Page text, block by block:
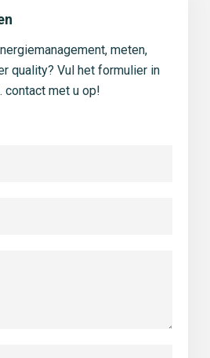
meten,
quality? Vul het formulier in
contact met u op!